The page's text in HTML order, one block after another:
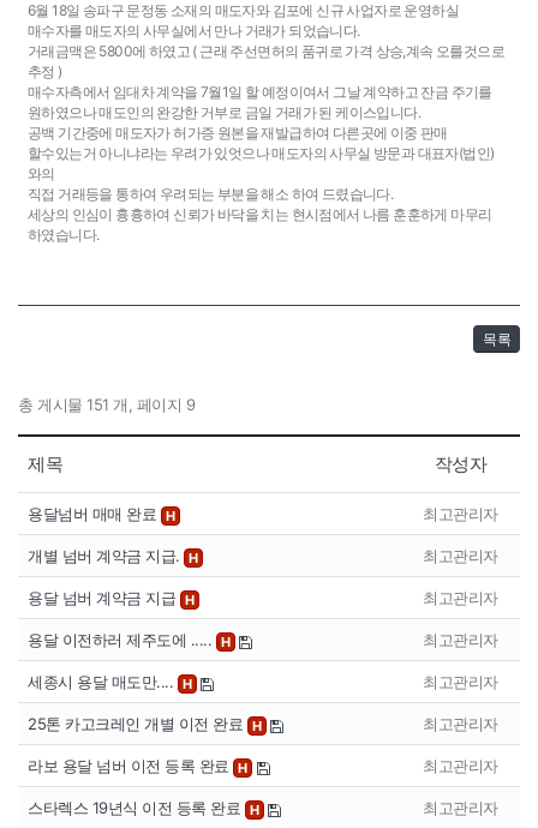
6월 18일 송파구 문정동 소재의 매도자와 김포에 신규 사업자로 운영하실
매수자를 매도자의 사무실에서 만나 거래가 되었습니다.
거래금맥은 5800에 하였고 ( 근래 주선면허의 품귀로 가격 상승,계속 오를것으로
추정 )
매수자측에서 임대차 계약을 7월1일 할 예정이여서 그날 계약하고 잔금 주기를
원하였으나 매도인의 완강한 거부로 금일 거래가 된 케이스입니다.
공백 기간중에 매도자가 허가증 원본을 재발급하여 다른곳에 이중 판매
할수있는거 아니냐라는 우려가 있엇으나 매도자의 사무실 방문과 대표자(법인)
와의
직접 거래등을 통하여 우려되는 부분을 해소 하여 드렸습니다.
세상의 인심이 흉흉하여 신뢰가 바닥을 치는 현시점에서 나름 훈훈하게 마무리
하였습니다.
목록
총 게시물 151 개, 페이지 9
제목 작성자
용달넘버 매매 완료 H 최고관리자
개별 넘버 계약금 지급. H 최고관리자
용달 넘버 계약금 지급 H 최고관리자
용달 이전하러 제주도에 ..... H 최고관리자
세종시 용달 매도만.... H 최고관리자
25톤 카고크레인 개별 이전 완료 H 최고관리자
라보 용달 넘버 이전 등록 완료 H 최고관리자
스타렉스 19년식 이전 등록 완료 H 최고관리자